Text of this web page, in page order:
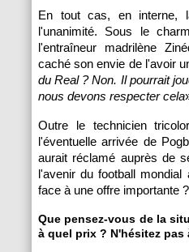
En tout cas, en interne,
l'unanimité. Sous le
l'entraîneur madrilène
caché son envie de l'avoir
du Real ? Non. Il pourrait
nous devons respecter cela
Outre le technicien
l'éventuelle arrivée de
aurait réclamé auprès de
l'avenir du football
face à une offre importante
Que pensez-vous de la
à quel prix ? N'hésitez pas